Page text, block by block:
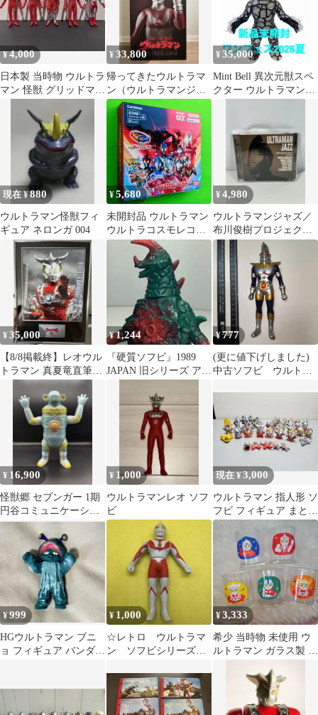
¥4,000
日本製 当時物 ウルトラ
マン 怪獣 グリッドマン
¥33,800
帰ってきたウルトラマ
ン（ウルトラマンジャ
ック） 40cmフィギュア
【超人玩国】
¥35,000
Mint Bell 異次元獣スペ
クター ウルトラマンレ
現在 ¥880
ウルトラマン怪獣フィ
ギュア ネロンガ 004
¥5,680
未開封品 ウルトラマン
ウルトラコスモレコー
ドカード Vol.1 BOX
¥4,980
ウルトラマンジャズ／
布川俊樹プロジェクト
（ULTRAMAN JAZZ）
¥35,000
【8/8掲載終】レオウル
トラマン 真夏竜直筆サ
イン入りフレーム
¥1,244
『硬質ソフビ』1989
JAPAN 旧シリーズ アス
¥777
(更に値下げしました)
中古ソフビ ウルトラ
¥ 16,900
怪獣郷 セブンガー 1期
円谷コミュニケーショ
ンズ ソフビ 1体のみ
やまなや
¥ 1,000
ウルトラマンレオ ソフ
ビ
現在 ¥3,000
ウルトラマン 指人形 ソ
フビ フィギュア まとめ
売り
¥999
HGウルトラマン ブニ
ョ フィギュア バンダイ
¥ 1,000
☆レトロ ウルトラマ
ン ソフビシリーズ
¥3,333
希少 当時物 未使用 ウ
ルトラマン ガラス製 ミ
成レトロ